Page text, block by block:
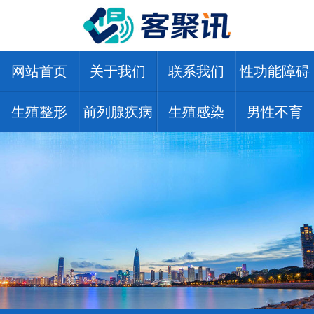
网站首页 关于我们 联系我们 性功能障碍
生殖整形 前列腺疾病 生殖感染 男性不育